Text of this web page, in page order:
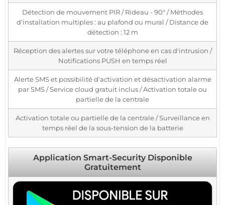
Détection de mouvement PIR / Rideau - 90° / Méthodes
d'installation multiples : au plafond ou mural / Distance de
détection : 12 m
Réception des alertes sur votre téléphone en cas d'intrusion /
Notifications PUSH en temps réel
Alerte SMS et possibilité d'activation et désactivation alarme
par SMS / Service cloud gratuit inclus / Activation totale ou
partielle de la centrale
Activation totale ou partielle de la centrale / Surveillance en
temps réel de la sous-tension de la batterie
Application Smart-Security Disponible
Gratuitement